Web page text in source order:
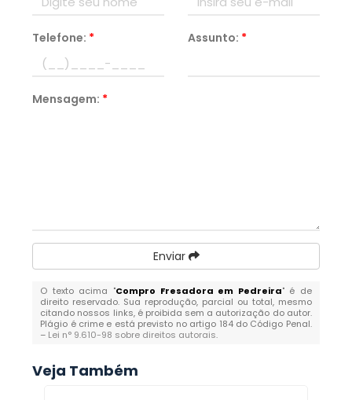
Telefone: * Assunto: *
Mensagem: *
Enviar
O texto acima "Compro Fresadora em Pedreira" é de
direito reservado. Sua reprodução, parcial ou total, mesmo
citando nossos links, é proibida sem a autorização do autor.
Plágio é crime e está previsto no artigo 184 do Código Penal.
– Lei n° 9.610-98 sobre direitos autorais.
Veja Também